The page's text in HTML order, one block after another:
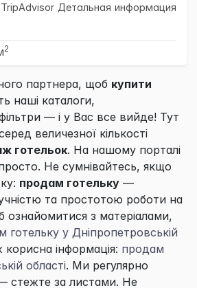
Детальная информация
2
партнера, щоб купити
наші каталоги,
— і у Вас все вийде! Тут
величезної кількості
готельок. На нашому порталі
Не сумнівайтесь, якщо
продам готельку —
та простотою роботи на
ознайомитися з матеріалами,
готельку у Дніпропетровській
інформація: продам
області. Ми регулярно
стежте за листами. Не